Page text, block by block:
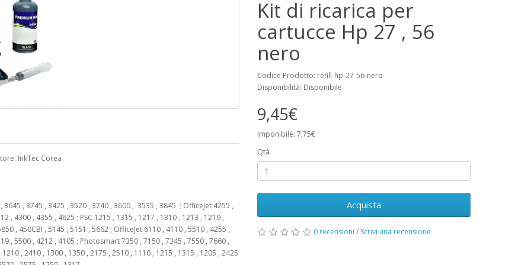
InkTec Corea
, 3745 , 3425 , 3520 , 3740 , 3600 , 3535 , 3845 ; OfficeJet 4255 ,
, 4300 , 4355 , 4625 ; PSC 1215 , 1315 , 1217 , 1310 , 1213 , 1219 ,
, 450CBI , 5145 , 5151 , 5662 ; OfficeJet 6110 , 4110 , 5510 , 4255 ,
, 5500 , 4212 , 4105 ; Photosmart 7350 , 7150 , 7345 , 7550 , 7660 ,
, 2410 , 1300 , 1350 , 2175 , 2510 , 1110 , 1215 , 1315 , 1205 , 2425
Kit di ricarica per
cartucce Hp 27 , 56
nero
Codice Prodotto: refill-hp-27-56-nero
Disponibilità: Disponibile
9,45€
Imponibile: 7,75€
Qtà
Acquista
0 recensioni / Scrivi una recensione